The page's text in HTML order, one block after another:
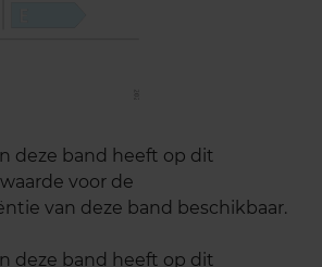
deze band heeft op dit
voor de
van deze band beschikbaar.
deze band heeft op dit